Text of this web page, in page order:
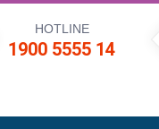
HOTLINE
1900 5555 14